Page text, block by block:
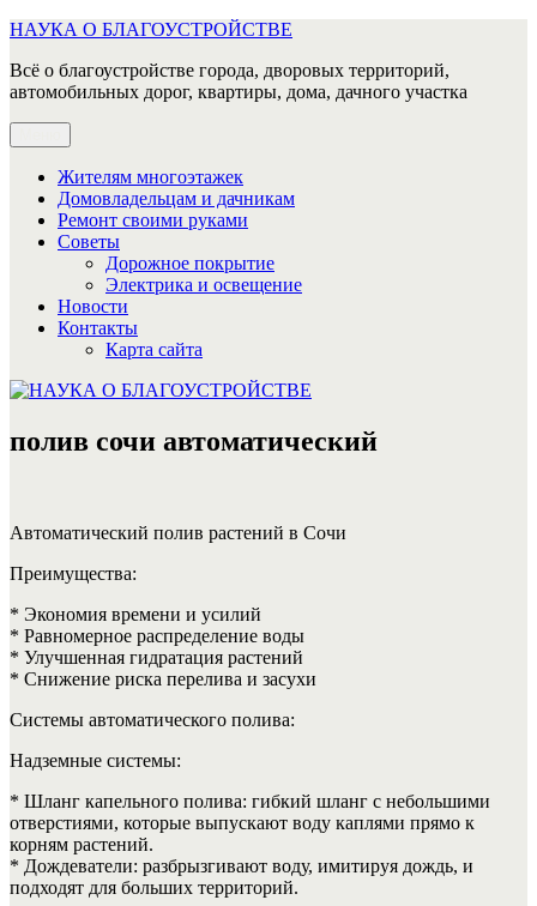
Перейти
содержимому
НАУКА О БЛАГОУСТРОЙСТВЕ
Всё о благоустройстве города, дворовых территорий,
автомобильных дорог, квартиры, дома, дачного участка
Жителям многоэтажек
Домовладельцам и дачникам
Ремонт своими руками
Советы
Дорожное покрытие
Электрика и освещение
Новости
Контакты
Карта сайта
полив сочи автоматический
Автоматический полив растений в Сочи
Преимущества:
* Экономия времени и усилий
* Равномерное распределение воды
* Улучшенная гидратация растений
* Снижение риска перелива и засухи
Системы автоматического полива:
Надземные системы:
* Шланг капельного полива: гибкий шланг с небольшими
отверстиями, которые выпускают воду каплями прямо к
корням растений.
* Дождеватели: разбрызгивают воду, имитируя дождь, и
подходят для больших территорий.